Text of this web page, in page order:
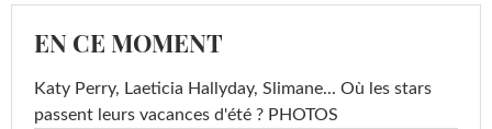
EN CE MOMENT
Katy Perry, Laeticia Hallyday, Slimane... Où les stars
passent leurs vacances d'été ? PHOTOS